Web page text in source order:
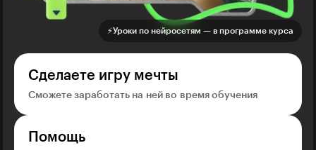
⚡️Уроки по нейросетям — в программе курса
Сделаете игру мечты
Сможете заработать на ней во время обучения
Помощь